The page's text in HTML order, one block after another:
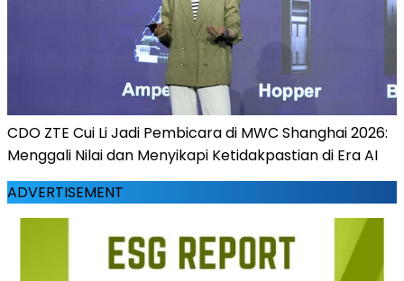
CDO ZTE Cui Li Jadi Pembicara di MWC Shanghai 2026:
Menggali Nilai dan Menyikapi Ketidakpastian di Era AI
ADVERTISEMENT